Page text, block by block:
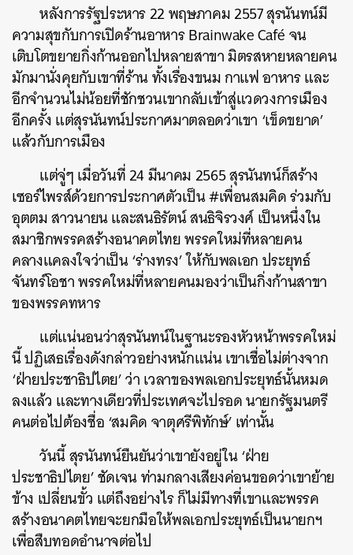
หลังการรัฐประหาร 22 พฤษภาคม 2557 สุรนันทน์มี
ความสุขกับการเปิดร้านอาหาร Brainwake Café จน
เติบโตขยายกิ่งก้านออกไปหลายสาขา มิตรสหายหลายคน
มักมานั่งคุยกับเขาที่ร้าน ทั้งเรื่องขนม กาแฟ อาหาร และ
อีกจำนวนไม่น้อยที่ชักชวนเขากลับเข้าสู่แวดวงการเมือง
อีกครั้ง แต่สุรนันทน์ประกาศมาตลอดว่าเขา ‘เข็ดขยาด’
แล้วกับการเมือง
แต่จู่ๆ เมื่อวันที่ 24 มีนาคม 2565 สุรนันทน์ก็สร้าง
เซอร์ไพรส์ด้วยการประกาศตัวเป็น #เพื่อนสมคิด ร่วมกับ
อุตตม สาวนายน และสนธิรัตน์ สนธิจิรวงศ์ เป็นหนึ่งใน
สมาชิกพรรคสร้างอนาคตไทย พรรคใหม่ที่หลายคน
คลางแคลงใจว่าเป็น ‘ร่างทรง’ ให้กับพลเอก ประยุทธ์
จันทร์โอชา พรรคใหม่ที่หลายคนมองว่าเป็นกิ่งก้านสาขา
ของพรรคทหาร
แต่แน่นอนว่าสุรนันทน์ในฐานะรองหัวหน้าพรรคใหม่
นี้ ปฏิเสธเรื่องดังกล่าวอย่างหนักแน่น เขาเชื่อไม่ต่างจาก
‘ฝ่ายประชาธิปไตย’ ว่า เวลาของพลเอกประยุทธ์นั้นหมด
ลงแล้ว และทางเดียวที่ประเทศจะไปรอด นายกรัฐมนตรี
คนต่อไปต้องชื่อ ‘สมคิด จาตุศรีพิทักษ์’ เท่านั้น
วันนี้ สุรนันทน์ยืนยันว่าเขายังอยู่ใน ‘ฝ่าย
ประชาธิปไตย’ ชัดเจน ท่ามกลางเสียงค่อนขอดว่าเขาย้าย
ข้าง เปลี่ยนขั้ว แต่ถึงอย่างไร ก็ไม่มีทางที่เขาและพรรค
สร้างอนาคตไทยจะยกมือให้พลเอกประยุทธ์เป็นนายกฯ
เพื่อสืบทอดอำนาจต่อไป